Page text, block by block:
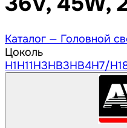
Каталог — Головной
Цоколь
H1H11H3HB3HB4H7/